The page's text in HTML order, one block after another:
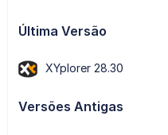
Última Versão
XYplorer 28.30
Versões Antigas